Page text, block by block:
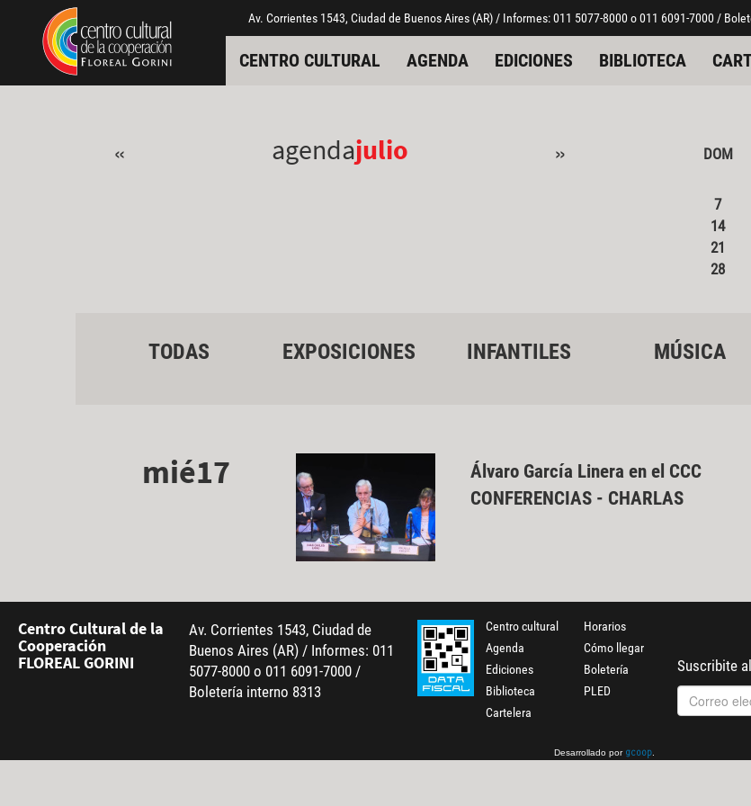
Pasar al contenido principal
Jump to main content Av. Corrientes 1543, Ciudad de Buenos Aires (AR) / Informes: 011 5077-8000 o 011 6091-7000 /
CENTRO CULTURAL AGENDA EDICIONES BIBLIOTECA
« agendajulio » DOM
7
14
21
28
TODAS EXPOSICIONES INFANTILES MÚSICA
mié17
Álvaro García Linera en el CCC
CONFERENCIAS - CHARLAS
Centro Cultural de la
Cooperación
FLOREAL GORINI
Av. Corrientes 1543, Ciudad de
Buenos Aires (AR) / Informes: 011
5077-8000 o 011 6091-7000 /
Boletería interno 8313
Centro cultural
Agenda
Ediciones
Biblioteca
Cartelera
Horarios
Cómo llegar
Boletería
PLED
Suscribite
Desarrollado por gcoop